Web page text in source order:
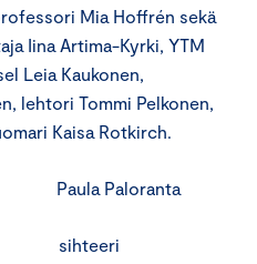
Mia Hoffrén sekä
Iina Artima-Kyrki, YTM
Leia Kaukonen,
lehtori Tommi Pelkonen,
Kaisa Rotkirch.
Paloranta
sihteeri